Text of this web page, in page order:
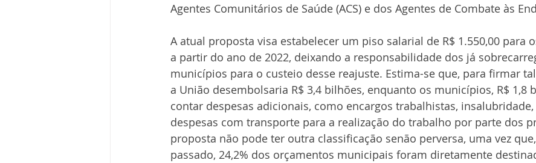
Agentes Comunitários de Saúde (ACS) e dos Agentes de Combate às
A atual proposta visa estabelecer um piso salarial de R$ 1.550,00 para
a partir do ano de 2022, deixando a responsabilidade dos já
municípios para o custeio desse reajuste. Estima-se que, para firmar
a União desembolsaria R$ 3,4 bilhões, enquanto os municípios, R$ 1,8
contar despesas adicionais, como encargos trabalhistas,
despesas com transporte para a realização do trabalho por parte dos
proposta não pode ter outra classificação senão perversa, uma vez
passado, 24,2% dos orçamentos municipais foram diretamente